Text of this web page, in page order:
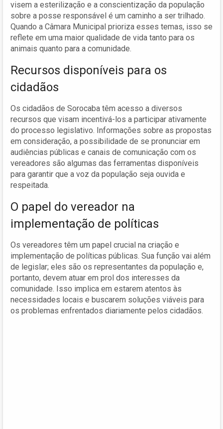
visem a esterilização e a conscientização da população
sobre a posse responsável é um caminho a ser trilhado.
Quando a Câmara Municipal prioriza esses temas, isso se
reflete em uma maior qualidade de vida tanto para os
animais quanto para a comunidade.
Recursos disponíveis para os
cidadãos
Os cidadãos de Sorocaba têm acesso a diversos
recursos que visam incentivá-los a participar ativamente
do processo legislativo. Informações sobre as propostas
em consideração, a possibilidade de se pronunciar em
audiências públicas e canais de comunicação com os
vereadores são algumas das ferramentas disponíveis
para garantir que a voz da população seja ouvida e
respeitada.
O papel do vereador na
implementação de políticas
Os vereadores têm um papel crucial na criação e
implementação de políticas públicas. Sua função vai além
de legislar; eles são os representantes da população e,
portanto, devem atuar em prol dos interesses da
comunidade. Isso implica em estarem atentos às
necessidades locais e buscarem soluções viáveis para
os problemas enfrentados diariamente pelos cidadãos.